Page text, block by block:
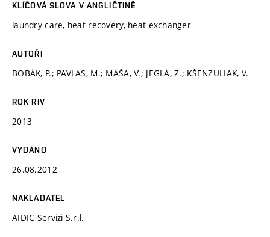
KLÍČOVÁ SLOVA V ANGLIČTINĚ
laundry care, heat recovery, heat exchanger
AUTOŘI
BOBÁK, P.; PAVLAS, M.; MÁŠA, V.; JEGLA, Z.; KŠENZULIAK, V.
ROK RIV
2013
VYDÁNO
26.08.2012
NAKLADATEL
AIDIC Servizi S.r.l.